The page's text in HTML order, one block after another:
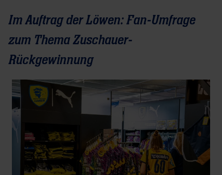
Im Auftrag der Löwen: Fan-Umfrage
zum Thema Zuschauer-
Rückgewinnung